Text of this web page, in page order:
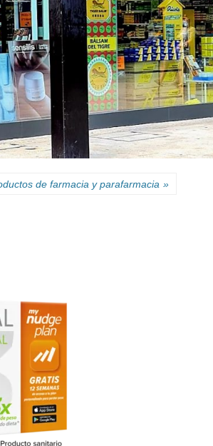
de farmacia y parafarmacia »